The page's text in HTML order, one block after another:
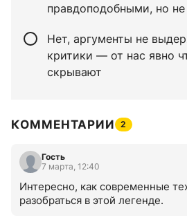
правдоподобными, но не
Нет, аргументы не
критики — от нас явно
скрывают
КОММЕНТАРИИ 2
Гость
7 марта, 12:40
Интересно, как современные
разобраться в этой легенде.